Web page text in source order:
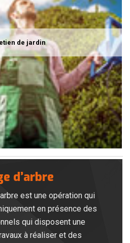
de jardin
d’arbre
est une opération qui
en présence des
qui disposent une
à réaliser et des